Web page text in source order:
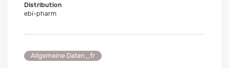
Distribution
ebi-pharm
Allgemeine Daten_fr